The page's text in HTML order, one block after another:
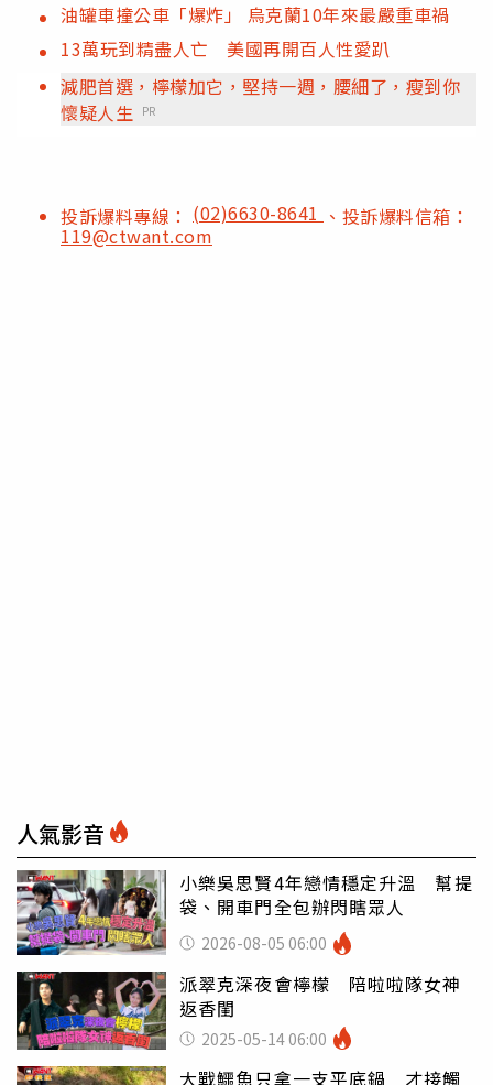
油罐車撞公車「爆炸」 烏克蘭10年來最嚴重車禍
13萬玩到精盡人亡 美國再開百人性愛趴
減肥首選，檸檬加它，堅持一週，腰細了，瘦到你
懷疑人生 PR
投訴爆料專線： (02)6630-8641 、投訴爆料信箱：
119@ctwant.com
人氣影音
小樂吳思賢4年戀情穩定升溫 幫提
袋、開車門全包辦閃瞎眾人
2026-08-05 06:00
派翠克深夜會檸檬 陪啦啦隊女神
返香閨
2025-05-14 06:00
大戰鱷魚只拿一支平底鍋 才接觸